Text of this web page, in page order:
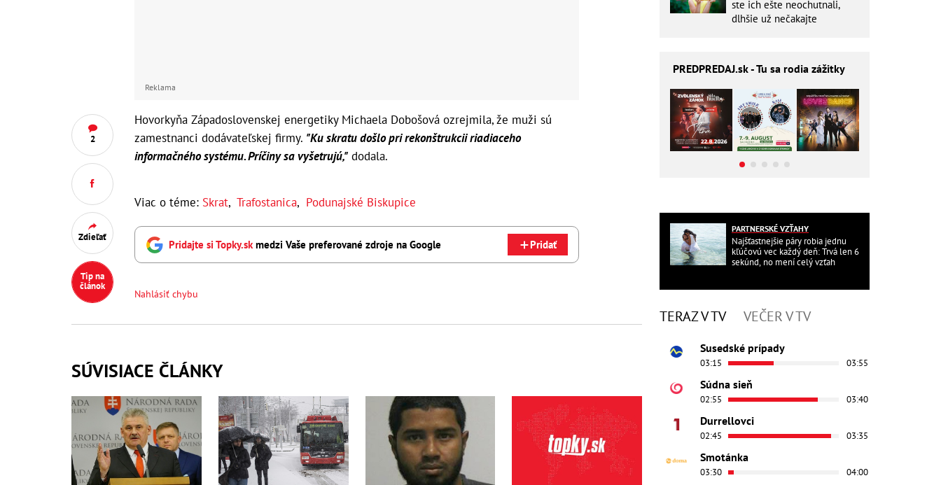
2
Zdieľať
Tip na
článok
Reklama
Hovorkyňa Západoslovenskej energetiky Michaela Dobošová ozrejmila, že muži sú
zamestnanci dodávateľskej firmy. "Ku skratu došlo pri rekonštrukcii riadiaceho
informačného systému. Príčiny sa vyšetrujú," dodala.
Viac o téme: Skrat, Trafostanica, Podunajské Biskupice
Pridajte si Topky.sk medzi Vaše preferované zdroje na Google Pridať
Nahlásiť chybu
SÚVISIACE ČLÁNKY
ste ich ešte neochutnali,
dlhšie už nečakajte
PREDPREDAJ.sk - Tu sa rodia zážitky
PARTNERSKÉ VZŤAHY
Najšťastnejšie páry robia jednu
kľúčovú vec každý deň: Trvá len 6
sekúnd, no mení celý vzťah
TERAZ V TV VEČER V TV
Susedské prípady
03:15 03:55
Súdna sieň
02:55 03:40
Durrellovci
02:45 03:35
Smotánka
03:30 04:00